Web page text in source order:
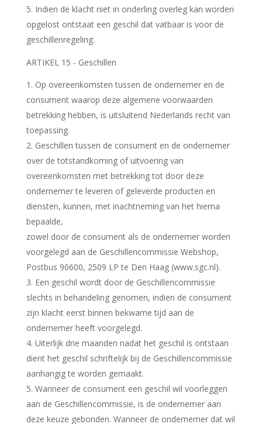
5. Indien de klacht niet in onderling overleg kan worden
opgelost ontstaat een geschil dat vatbaar is voor de
geschillenregeling.
ARTIKEL 15 - Geschillen
Op overeenkomsten tussen de ondernemer en de
consument waarop deze algemene voorwaarden
betrekking hebben, is uitsluitend Nederlands recht van
toepassing.
2. Geschillen tussen de consument en de ondernemer
over de totstandkoming of uitvoering van
overeenkomsten met betrekking tot door deze
ondernemer te leveren of geleverde producten en
diensten, kunnen, met inachtneming van het hierna
bepaalde,
zowel door de consument als de ondernemer worden
voorgelegd aan de Geschillencommissie Webshop,
Postbus 90600, 2509 LP te Den Haag (www.sgc.nl).
3. Een geschil wordt door de Geschillencommissie
slechts in behandeling genomen, indien de consument
zijn klacht eerst binnen bekwame tijd aan de
ondernemer heeft voorgelegd.
4. Uiterlijk drie maanden nadat het geschil is ontstaan
dient het geschil schriftelijk bij de Geschillencommissie
aanhangig te worden gemaakt.
5. Wanneer de consument een geschil wil voorleggen
aan de Geschillencommissie, is de ondernemer aan
deze keuze gebonden. Wanneer de ondernemer dat wil